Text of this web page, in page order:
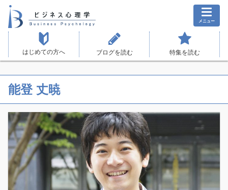
メニュー
はじめての方へ ブログを読む 特集を読む
能登 丈暁